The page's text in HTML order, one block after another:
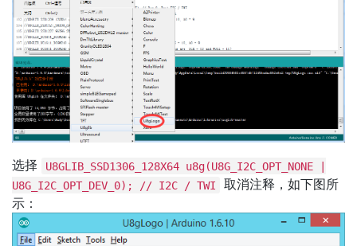
选择
U8GLIB_SSD1306_128X64 u8g(U8G_I2C_OPT_NONE |
U8G_I2C_OPT_DEV_0); // I2C / TWI
取消注释，如下图所
示：